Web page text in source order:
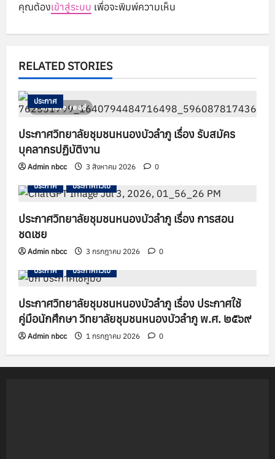
g
a
t
i
o
n
คุณต้องเข้าสู่ระบบ เพื่อจะพิมพ์ความเห็น
RELATED STORIES
1 minute read
ประกาศ
ประกาศวิทยาลัยชุมชนหนองบัวลำภู เรื่อง รับสมัคร
บุคลากรปฏิบัติงาน
Admin nbcc 3 สิงหาคม 2026 0
ประกาศ ประกาศทั่วไป
ประกาศวิทยาลัยชุมชนหนองบัวลำภู เรื่อง การสอน
ชดเชย
Admin nbcc 3 กรกฎาคม 2026 0
ประกาศ ประกาศทั่วไป
ประกาศวิทยาลัยชุมชนหนองบัวลำภู เรื่อง ประกาศใช้
คู่มือนักศึกษา วิทยาลัยชุมชนหนองบัวลำภู พ.ศ. ๒๕๖๙
Admin nbcc 1 กรกฎาคม 2026 0